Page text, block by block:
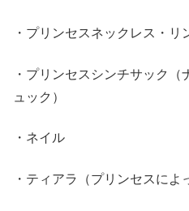
・プリンセスネックレス・リ
・プリンセスシンチサック（
ュック）
・ネイル
・ティアラ（プリンセスによ